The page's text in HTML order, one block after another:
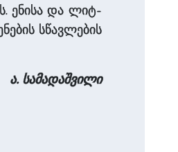
ენისა და ლიტ-
სწავლების
ა. სამადაშვილი